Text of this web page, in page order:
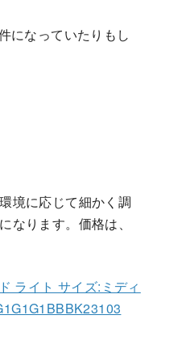
になっていたりもし
境に応じて細かく調
ります。価格は、
ライト サイズ:ミディ